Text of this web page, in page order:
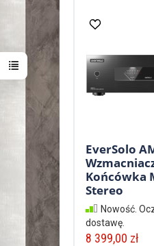
EverSolo
Końcówka
Stereo
Nowość.
dostawę.
8 399,00 zł